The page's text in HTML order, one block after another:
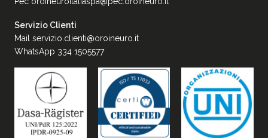
Servizio Clienti
Mail servizio.clienti@oroineuro.it
WhatsApp 334 1505577